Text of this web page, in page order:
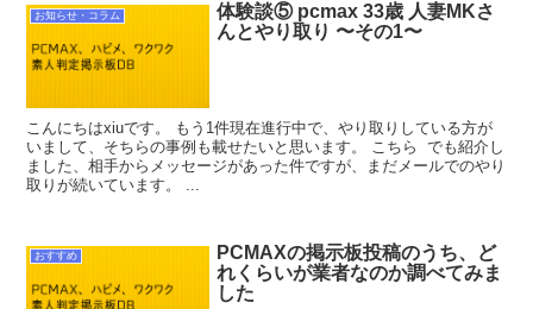
お知らせ・コラム
体験談⑤ pcmax 33歳 人妻MKさ
んとやり取り 〜その1〜
こんにちはxiuです。 もう1件現在進行中で、やり取りしている方が
いまして、そちらの事例も載せたいと思います。 こちら でも紹介し
ました、相手からメッセージがあった件ですが、まだメールでのやり
取りが続いています。 ...
おすすめ
PCMAXの掲示板投稿のうち、ど
れくらいが業者なのか調べてみま
した